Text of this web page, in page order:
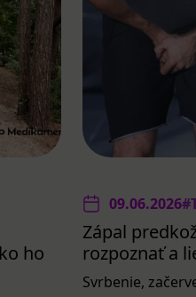
ho
09.06.2026
Zápal
rozpoznať a
Svrbenie,